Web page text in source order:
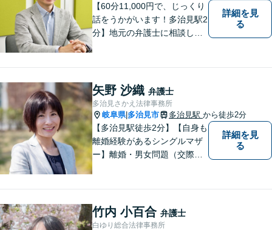
【60分11,000円で、じっくり
話をうかがいます！多治見駅2
分】地元の弁護士に相談した
まで。相談料は、平日営業時
間内は60分11,000円。じっく
り話をうかがいます。
詳細を見
る
矢野 沙織 弁護士
多治見さかえ法律事務所
岐阜県| 多治見市 多治見駅 から徒歩2分
【多治見駅徒歩2分】【自身も
離婚経験があるシングルマザ
ー】離婚・男女問題（交際ト
ご提案いたします。【夫婦カ
ウンセラーの資格あり】
詳細を見
る
竹内 小百合 弁護士
白ゆり総合法律事務所